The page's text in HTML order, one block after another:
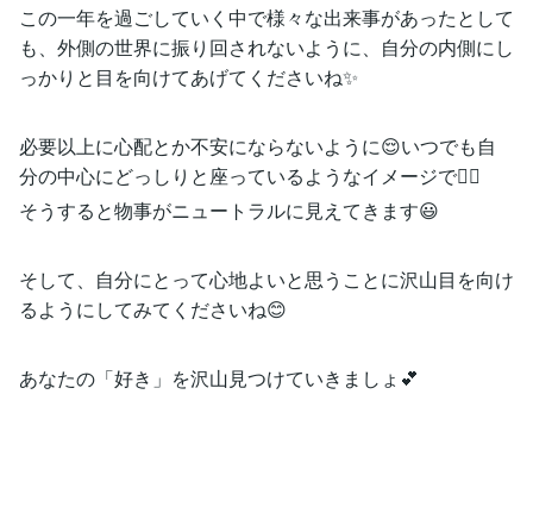
この一年を過ごしていく中で様々な出来事があったとして
も、外側の世界に振り回されないように、自分の内側にし
っかりと目を向けてあげてくださいね✨
必要以上に心配とか不安にならないように😌いつでも自
分の中心にどっしりと座っているようなイメージで🧘‍♀️
そうすると物事がニュートラルに見えてきます😃
そして、自分にとって心地よいと思うことに沢山目を向け
るようにしてみてくださいね😊
あなたの「好き」を沢山見つけていきましょ💕